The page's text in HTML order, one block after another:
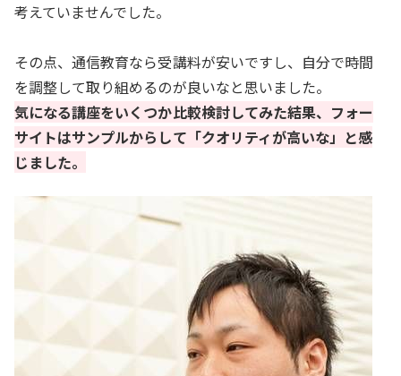
考えていませんでした。
その点、通信教育なら受講料が安いですし、自分で時間
を調整して取り組めるのが良いなと思いました。
気になる講座をいくつか比較検討してみた結果、フォー
サイトはサンプルからして「クオリティが高いな」と感
じました。